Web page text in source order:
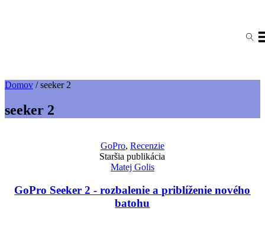
Domov /seeker 2
seeker 2
GoPro, Recenzie
Staršia publikácia
Matej Golis
GoPro Seeker 2 - rozbalenie a priblíženie nového
batohu